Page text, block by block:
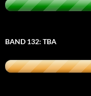
BAND 132: TBA